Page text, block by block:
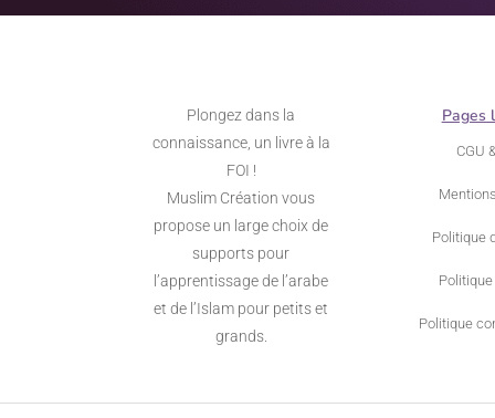
Plongez dans la
connaissance, un livre à la
FOI !
Muslim Création vous
propose un large choix de
supports pour
l’apprentissage de l’arabe
et de l’Islam pour petits et
grands.
Pages
CGU
Politique
Politique